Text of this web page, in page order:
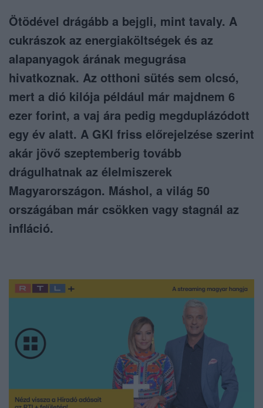
Ötödével drágább a bejgli, mint tavaly. A
cukrászok az energiaköltségek és az
alapanyagok árának megugrása
hivatkoznak. Az otthoni sütés sem olcsó,
mert a dió kilója például már majdnem 6
ezer forint, a vaj ára pedig megduplázódott
egy év alatt. A GKI friss előrejelzése szerint
akár jövő szeptemberig tovább
drágulhatnak az élelmiszerek
Magyarországon. Máshol, a világ 50
országában már csökken vagy stagnál az
infláció.